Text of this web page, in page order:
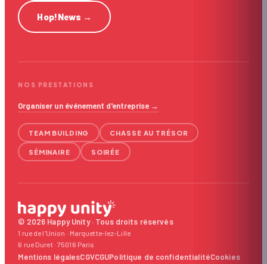
Hop!News →
NOS PRESTATIONS
Organiser un événement d'entreprise →
TEAM BUILDING CHASSE AU TRÉSOR
SÉMINAIRE SOIRÉE
© 2026 Happy Unity · Tous droits réservés
1 rue de l'Union · Marquette-lez-Lille
6 rue Duret · 75016 Paris
Mentions légalesCGVCGUPolitique de confidentialitéCookies